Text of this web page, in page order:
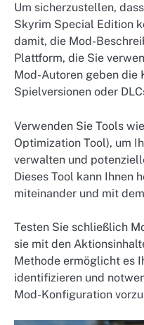
Um sicherzustellen,
Skyrim Special Edition
damit, die Mod-
Plattform, die Sie
Mod-Autoren geben
Spielversionen oder
Verwenden Sie Tools
Optimization Tool), um
verwalten und
Dieses Tool kann Ihnen
miteinander und mit
Testen Sie schließlich
sie mit den
Methode ermöglicht es
identifizieren und
Mod-Konfiguration